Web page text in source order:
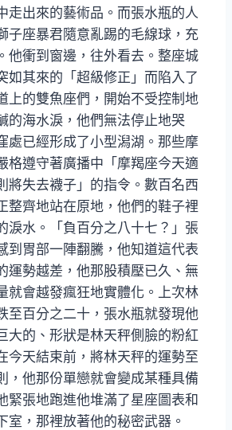
走出來的藝術品。而張水瓶的人
子座暴君隨意亂踢的毛線球，充
他衝到窗邊，往外看去。整座城
如其來的「超級修正」而陷入了
上的雙魚座們，開始不受控制地
的海水淚，他們無法停止地哭
處已經形成了小型潟湖。那些摩
格遵守著廣播中「摩羯座今天適
將失去襪子」的指令。數百名西
整齊地站在原地，他們的鞋子裡
淚水。「負百分之八十七？」張
到胃部一陣翻騰，他知道這代表
運勢越差，他那股積壓已久、無
就會越發瘋狂地實體化。上次林
至百分之二十，張水瓶就發現他
大的、形狀是林天秤側臉的粉紅
今天結束前，將林天秤的運勢至
，他那份單戀就會變成某種具備
緊張地跑進他堆滿了星座圖表和
室，那裡放著他的秘密武器。